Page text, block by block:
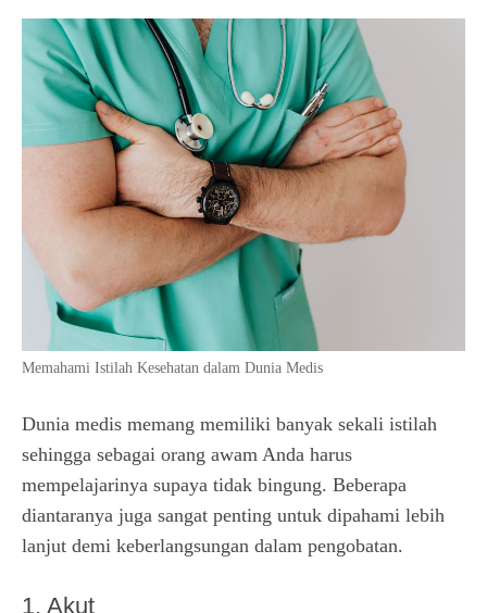
Memahami Istilah Kesehatan dalam Dunia Medis
Dunia medis memang memiliki banyak sekali istilah
sehingga sebagai orang awam Anda harus
mempelajarinya supaya tidak bingung. Beberapa
diantaranya juga sangat penting untuk dipahami lebih
lanjut demi keberlangsungan dalam pengobatan.
1. Akut